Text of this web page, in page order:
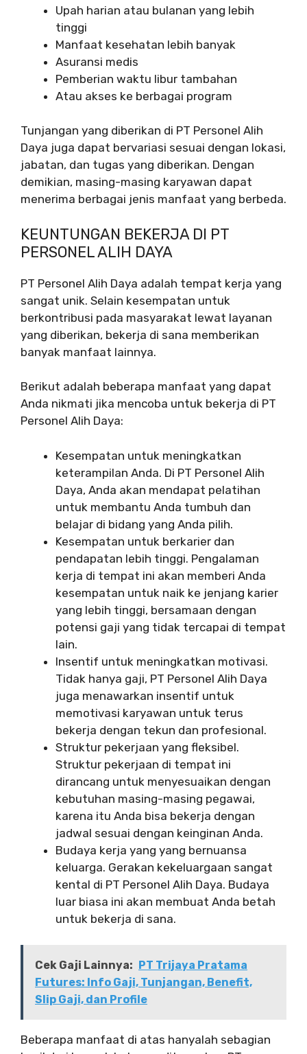
Upah harian atau bulanan yang lebih
tinggi
Manfaat kesehatan lebih banyak
Asuransi medis
Pemberian waktu libur tambahan
Atau akses ke berbagai program
Tunjangan yang diberikan di PT Personel Alih
Daya juga dapat bervariasi sesuai dengan lokasi,
jabatan, dan tugas yang diberikan. Dengan
demikian, masing-masing karyawan dapat
menerima berbagai jenis manfaat yang berbeda.
KEUNTUNGAN BEKERJA DI PT
PERSONEL ALIH DAYA
PT Personel Alih Daya adalah tempat kerja yang
sangat unik. Selain kesempatan untuk
berkontribusi pada masyarakat lewat layanan
yang diberikan, bekerja di sana memberikan
banyak manfaat lainnya.
Berikut adalah beberapa manfaat yang dapat
Anda nikmati jika mencoba untuk bekerja di PT
Personel Alih Daya:
Kesempatan untuk meningkatkan
keterampilan Anda. Di PT Personel Alih
Daya, Anda akan mendapat pelatihan
untuk membantu Anda tumbuh dan
belajar di bidang yang Anda pilih.
Kesempatan untuk berkarier dan
pendapatan lebih tinggi. Pengalaman
kerja di tempat ini akan memberi Anda
kesempatan untuk naik ke jenjang karier
yang lebih tinggi, bersamaan dengan
potensi gaji yang tidak tercapai di tempat
lain.
Insentif untuk meningkatkan motivasi.
Tidak hanya gaji, PT Personel Alih Daya
juga menawarkan insentif untuk
memotivasi karyawan untuk terus
bekerja dengan tekun dan profesional.
Struktur pekerjaan yang fleksibel.
Struktur pekerjaan di tempat ini
dirancang untuk menyesuaikan dengan
kebutuhan masing-masing pegawai,
karena itu Anda bisa bekerja dengan
jadwal sesuai dengan keinginan Anda.
Budaya kerja yang yang bernuansa
keluarga. Gerakan kekeluargaan sangat
kental di PT Personel Alih Daya. Budaya
luar biasa ini akan membuat Anda betah
untuk bekerja di sana.
Cek Gaji Lainnya:
PT Trijaya Pratama
Futures: Info Gaji, Tunjangan, Benefit,
Slip Gaji, dan Profile
Beberapa manfaat di atas hanyalah sebagian